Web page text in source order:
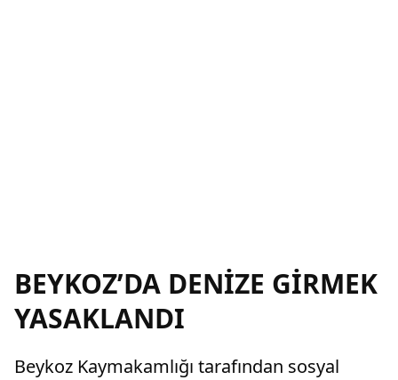
BEYKOZ’DA DENİZE GİRMEK
YASAKLANDI
Beykoz Kaymakamlığı tarafından sosyal